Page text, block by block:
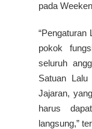
pada
“Pengaturan
pokok
seluruh
Satuan
Jajaran,
harus
langsung,”